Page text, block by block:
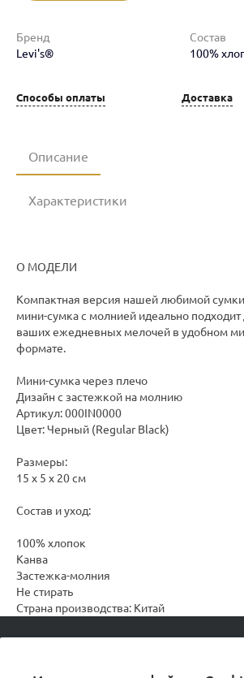
Бренд
Levi's®
Состав
100%
Способы оплаты Доставка
Описание
Характеристики
О МОДЕЛИ
Компактная версия нашей любимой сумки
мини-сумка с молнией идеально подходит
ваших ежедневных мелочей в удобном
формате.
Мини-сумка через плечо
Дизайн с застежкой на молнию
Артикул: 000IN0000
Цвет: Черный (Regular Black)
Размеры:
15 x 5 x 20 см
Состав и уход:
100% хлопок
Канва
Застежка-молния
Не стирать
Страна производства: Китай